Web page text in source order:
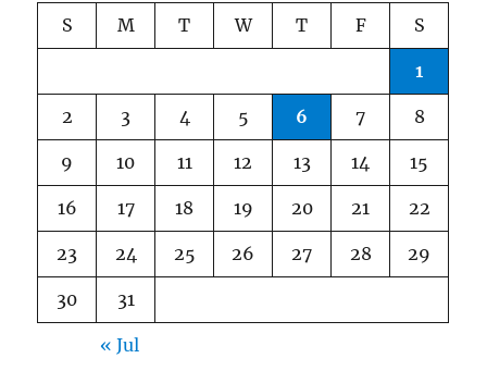
S M T W T F S
1
2 3 4 5 6 7 8
9 10 11 12 13 14 15
16 17 18 19 20 21 22
23 24 25 26 27 28 29
30 31
« Jul